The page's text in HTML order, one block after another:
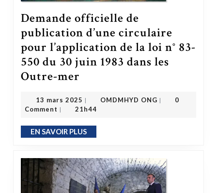
Demande officielle de
publication d’une circulaire
pour l’application de la loi n° 83-
550 du 30 juin 1983 dans les
Outre-mer
13 mars 2025 13 mars 2025
| OMDMHYD ONG |
0
Comment | 21h44
EN SAVOIR PLUSEN SAVOIR PLUS